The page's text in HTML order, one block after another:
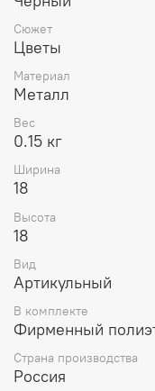
Сюжет
Цветы
Материал
Металл
Вес
0.15 кг
Ширина
18
Высота
18
Вид
Артикульный
В комплекте
Фирменный
Страна производства
Россия